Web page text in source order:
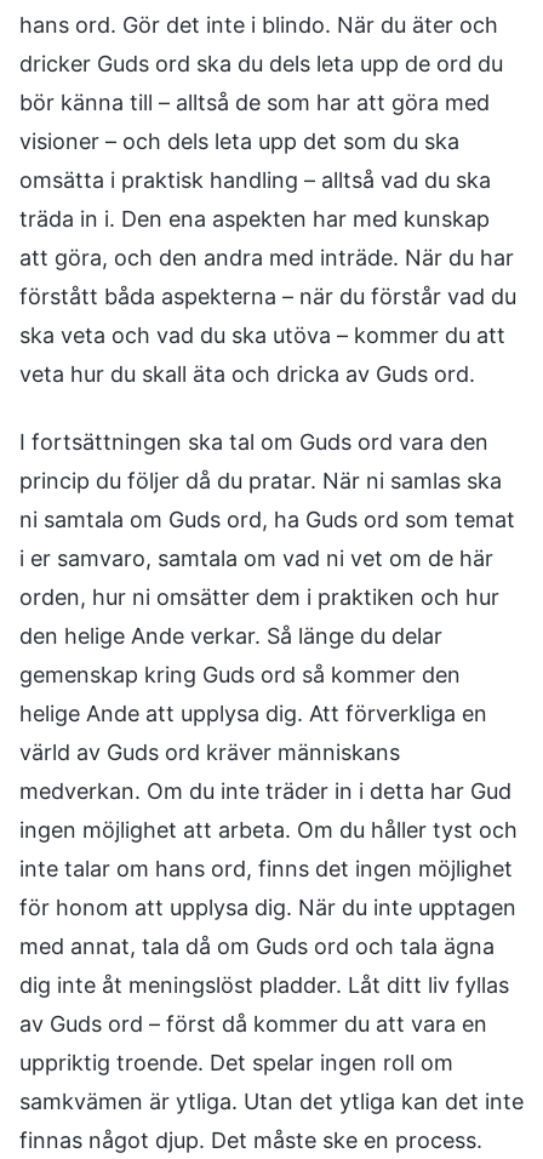
hans ord. Gör det inte i blindo. När du äter och
dricker Guds ord ska du dels leta upp de ord du
bör känna till – alltså de som har att göra med
visioner – och dels leta upp det som du ska
omsätta i praktisk handling – alltså vad du ska
träda in i. Den ena aspekten har med kunskap
att göra, och den andra med inträde. När du har
förstått båda aspekterna – när du förstår vad du
ska veta och vad du ska utöva – kommer du att
veta hur du skall äta och dricka av Guds ord.
I fortsättningen ska tal om Guds ord vara den
princip du följer då du pratar. När ni samlas ska
ni samtala om Guds ord, ha Guds ord som temat
i er samvaro, samtala om vad ni vet om de här
orden, hur ni omsätter dem i praktiken och hur
den helige Ande verkar. Så länge du delar
gemenskap kring Guds ord så kommer den
helige Ande att upplysa dig. Att förverkliga en
värld av Guds ord kräver människans
medverkan. Om du inte träder in i detta har Gud
ingen möjlighet att arbeta. Om du håller tyst och
inte talar om hans ord, finns det ingen möjlighet
för honom att upplysa dig. När du inte upptagen
med annat, tala då om Guds ord och tala ägna
dig inte åt meningslöst pladder. Låt ditt liv fyllas
av Guds ord – först då kommer du att vara en
uppriktig troende. Det spelar ingen roll om
samkvämen är ytliga. Utan det ytliga kan det inte
finnas något djup. Det måste ske en process.